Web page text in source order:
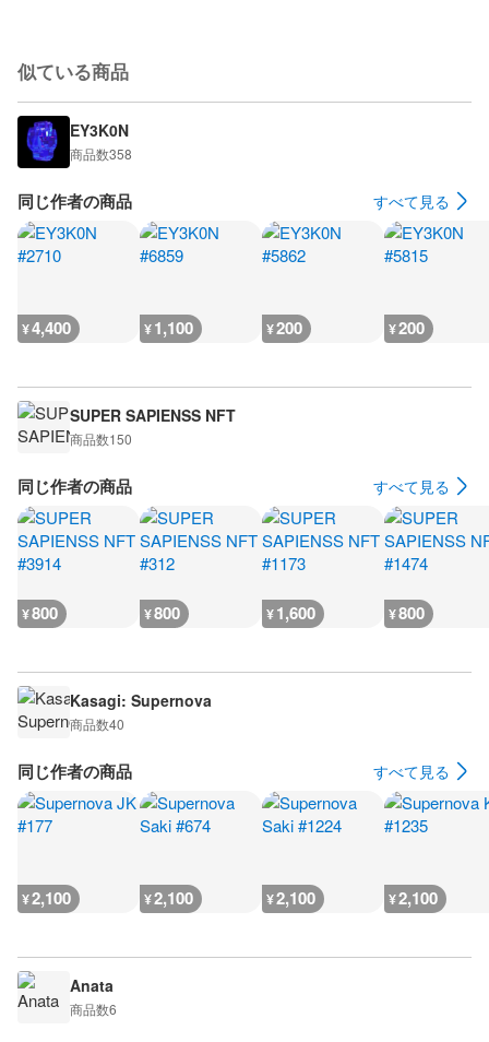
似ている商品
EY3K0N
商品数358
同じ作者の商品 すべて見る
¥4,400 ¥1,100 ¥200 ¥200
SUPER SAPIENSS NFT
商品数150
同じ作者の商品 すべて見る
¥800 ¥800 ¥1,600 ¥800
Kasagi: Supernova
商品数40
同じ作者の商品 すべて見る
¥2,100 ¥2,100 ¥2,100 ¥2,100
Anata
商品数6